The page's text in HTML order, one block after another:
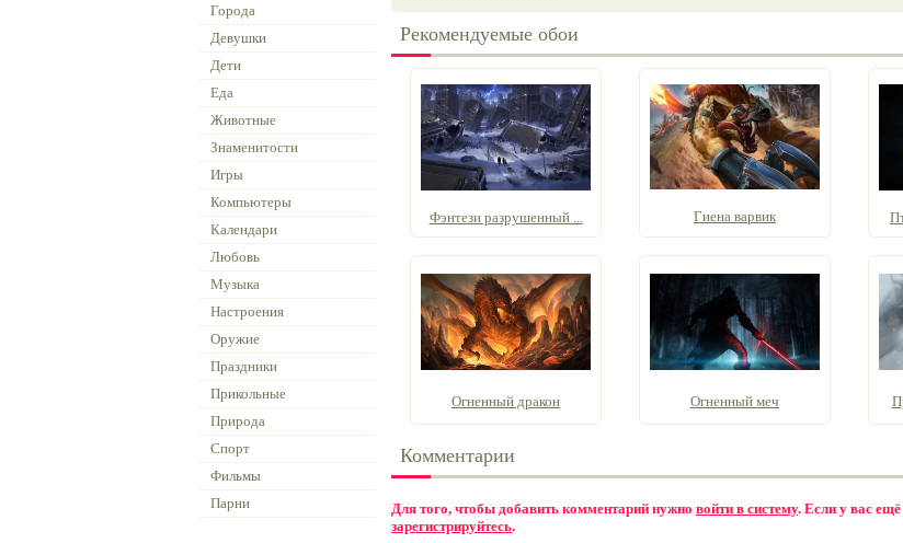
Города
Девушки
Дети
Еда
Животные
Знаменитости
Игры
Компьютеры
Календари
Любовь
Музыка
Настроения
Оружие
Праздники
Прикольные
Природа
Спорт
Фильмы
Парни
Рекомендуемые обои
Фэнтези разрушенный ... Гиена варвик
Огненный дракон Огненный меч
Комментарии
Для того, чтобы добавить комментарий нужно войти в систему. Если у вас ещё
зарегистрируйтесь.